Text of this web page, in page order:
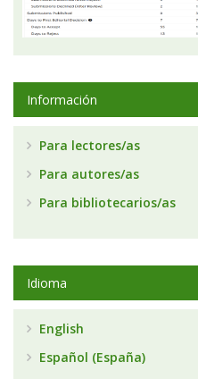
Información
Para lectores/as
Para autores/as
Para bibliotecarios/as
Idioma
English
Español (España)